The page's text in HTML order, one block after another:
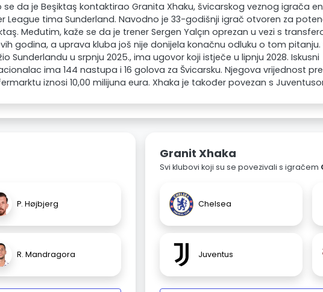
se da je Beşiktaş kontaktirao Granita Xhaku, švicarskog veznog igrača
League tima Sunderland. Navodno je 33-godišnji igrač otvoren za
Međutim, kaže se da je trener Sergen Yalçın oprezan u vezi s
godina, a uprava kluba još nije donijela konačnu odluku o tom pitanju.
Sunderlandu u srpnju 2025., ima ugovor koji istječe u lipnju 2028. Iskusni
ima 144 nastupa i 16 golova za Švicarsku. Njegova vrijednost
iznosi 10,00 milijuna eura. Xhaka je također povezan s
P. Højbjerg
R. Mandragora
Granit Xhaka
Svi klubovi koji su se povezivali s igračem
Chelsea
Juventus